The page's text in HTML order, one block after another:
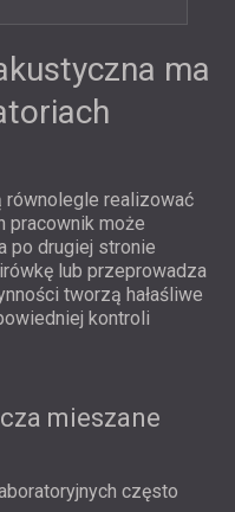
ma
równolegle realizować
pracownik może
po drugiej stronie
lub przeprowadza
tworzą hałaśliwe
kontroli
mieszane
często